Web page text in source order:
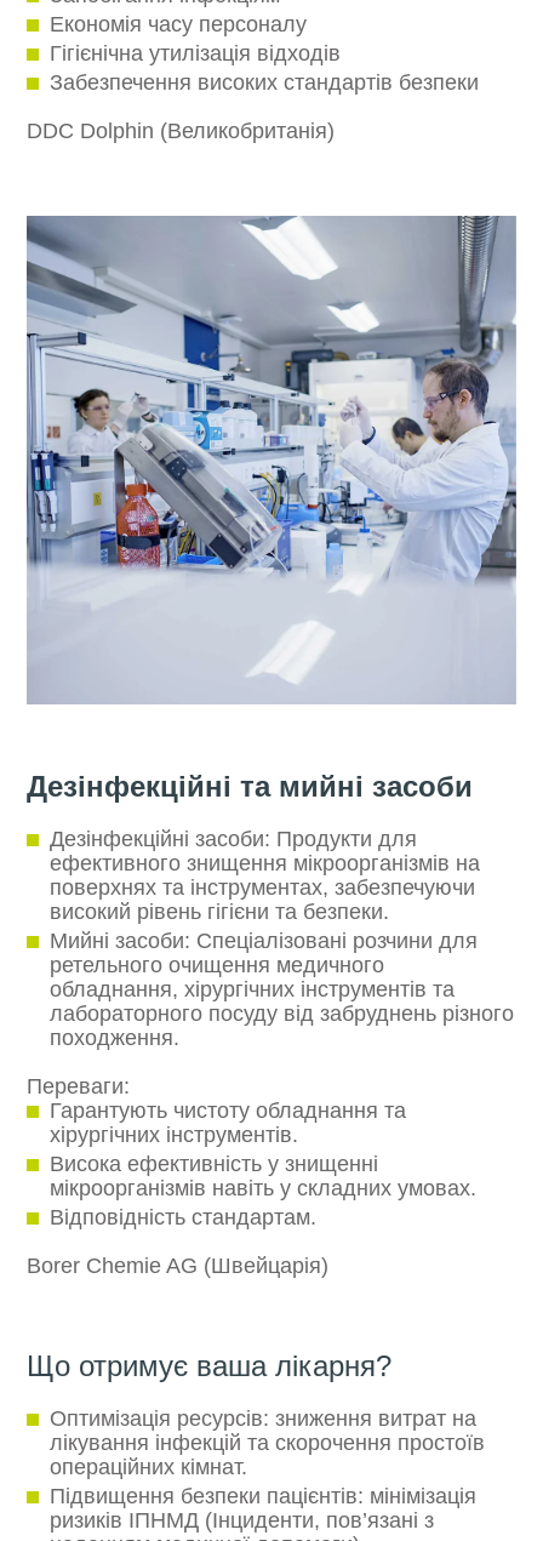
Економія часу персоналу
Гігієнічна утилізація відходів
Забезпечення високих стандартів безпеки
DDC Dolphin (Великобританія)
Дезінфекційні та мийні засоби
Дезінфекційні засоби: Продукти для
ефективного знищення мікроорганізмів на
поверхнях та інструментах, забезпечуючи
високий рівень гігієни та безпеки.
Мийні засоби: Спеціалізовані розчини для
ретельного очищення медичного
обладнання, хірургічних інструментів та
лабораторного посуду від забруднень різного
походження.
Переваги:
Гарантують чистоту обладнання та
хірургічних інструментів.
Висока ефективність у знищенні
мікроорганізмів навіть у складних умовах.
Відповідність стандартам.
Borer Chemie AG (Швейцарія)
Що отримує ваша лікарня?
Оптимізація ресурсів: зниження витрат на
лікування інфекцій та скорочення простоїв
операційних кімнат.
Підвищення безпеки пацієнтів: мінімізація
ризиків ІПНМД (Інциденти, пов’язані з